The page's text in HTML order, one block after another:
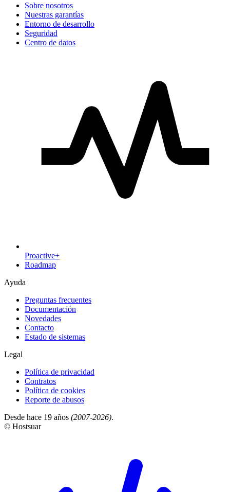
Sobre nosotros
Nuestras garantías
Entorno de desarrollo
Seguridad
Centro de datos
Proactive+
Roadmap
Ayuda
Preguntas frecuentes
Documentación
Novedades
Contacto
Estado de sistemas
Legal
Política de privacidad
Contratos
Política de cookies
Reporte de abusos
Desde hace 19 años (2007-2026).
© Hostsuar